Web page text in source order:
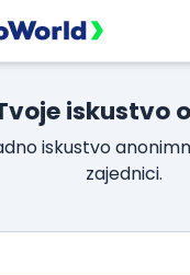
iskustvo
iskustvo
zajednici.